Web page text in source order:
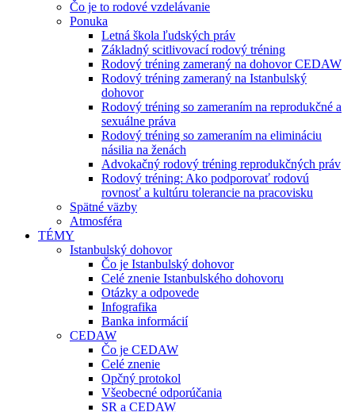
Čo je to rodové vzdelávanie
Ponuka
Letná škola ľudských práv
Základný scitlivovací rodový tréning
Rodový tréning zameraný na dohovor CEDAW
Rodový tréning zameraný na Istanbulský
dohovor
Rodový tréning so zameraním na reprodukčné a
sexuálne práva
Rodový tréning so zameraním na elimináciu
násilia na ženách
Advokačný rodový tréning reprodukčných práv
Rodový tréning: Ako podporovať rodovú
rovnosť a kultúru tolerancie na pracovisku
Spätné väzby
Atmosféra
TÉMY
Istanbulský dohovor
Čo je Istanbulský dohovor
Celé znenie Istanbulského dohovoru
Otázky a odpovede
Infografika
Banka informácií
CEDAW
Čo je CEDAW
Celé znenie
Opčný protokol
Všeobecné odporúčania
SR a CEDAW